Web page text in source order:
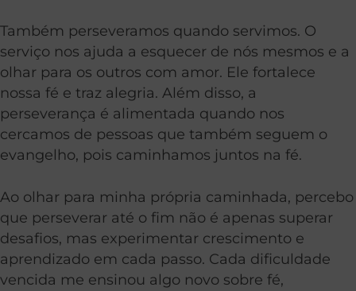
Também perseveramos quando servimos. O
serviço nos ajuda a esquecer de nós mesmos e a
olhar para os outros com amor. Ele fortalece
nossa fé e traz alegria. Além disso, a
perseverança é alimentada quando nos
cercamos de pessoas que também seguem o
evangelho, pois caminhamos juntos na fé.
Ao olhar para minha própria caminhada, percebo
que perseverar até o fim não é apenas superar
desafios, mas experimentar crescimento e
aprendizado em cada passo. Cada dificuldade
vencida me ensinou algo novo sobre fé,